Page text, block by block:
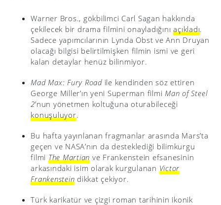
Warner Bros., gökbilimci Carl Sagan hakkında
çekilecek bir drama filmini onayladığınıaçıkladı.
Sadece yapımcılarının Lynda Obst ve Ann Druyan
olacağı bilgisi belirtilmişken filmin ismi ve geri
kalan detaylar henüz bilinmiyor.
Mad Max: Fury Roadile kendinden söz ettiren
George Miller’ın yeni Superman filmi Man of Steel
2’nun yönetmen koltuğuna oturabileceği
konuşuluyor.
Bu hafta yayınlanan fragmanlar arasında Mars’ta
geçen ve NASA’nın da desteklediği bilimkurgu
filmi The Martian ve Frankenstein efsanesinin
arkasındaki isim olarak kurgulanan Victor
Frankenstein dikkat çekiyor.
Türk karikatür ve çizgi roman tarihinin ikonik